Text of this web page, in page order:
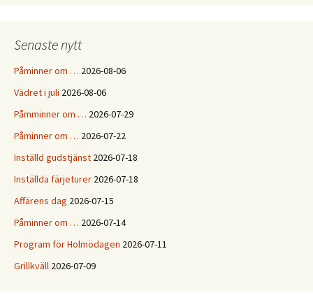
Senaste nytt
Påminner om … 2026-08-06
Vädret i juli 2026-08-06
Påmminner om … 2026-07-29
Påminner om … 2026-07-22
Inställd gudstjänst 2026-07-18
Inställda färjeturer 2026-07-18
Affärens dag 2026-07-15
Påminner om … 2026-07-14
Program för Holmödagen 2026-07-11
Grillkväll 2026-07-09